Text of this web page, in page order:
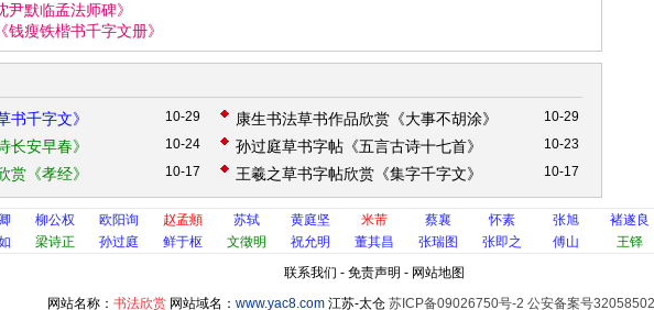
默临孟法师碑》
钱瘦铁楷书千字文册》
10-29
书千字文》 10-29
康生书法草书作品欣赏《大事不胡涂》
10-24
长安早春》 10-23
孙过庭草书字帖《五言古诗十七首》
10-17
赏《孝经》 10-17
王羲之草书字帖欣赏《集字千字文》
柳公权 欧阳询 赵孟頫 苏轼 黄庭坚 米芾 蔡襄 怀素 张旭 褚遂良
梁诗正 孙过庭 鲜于枢 文徵明 祝允明 董其昌 张瑞图 张即之 傅山 王铎
联系我们 - 免责声明 - 网站地图
网站名称： 书法欣赏 网站域名： www.yac8.com 江苏-太仓 苏ICP备09026750号-2 公安备案号